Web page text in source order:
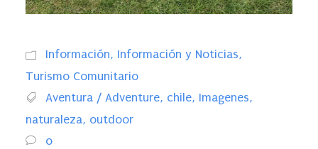
Información, Información y Noticias,
Turismo Comunitario
Aventura / Adventure, chile, Imagenes,
naturaleza, outdoor
0